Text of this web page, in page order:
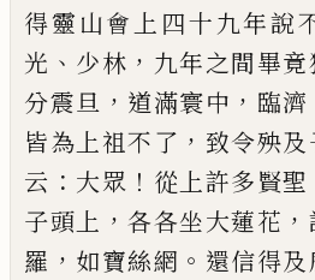
得靈山會上四十九年說
光 、 少林 ， 九年之間畢竟
分震旦 ， 道滿寰中 ， 臨濟
皆為上祖不了 ， 致令殃及
云 ： 大眾 ！ 從上許多賢聖
子頭上 ，各各坐大蓮花 ，
羅 ， 如寶絲網 。 還信得及